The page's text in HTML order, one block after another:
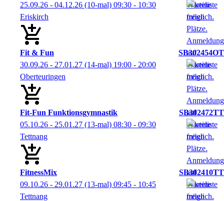
25.09.26 - 04.12.26 (10-mal) 09:30 - 10:30
Eriskirch
Fit & Fun
SB302454OT
30.09.26 - 27.01.27 (14-mal) 19:00 - 20:00
Oberteuringen
Fit-Fun Funktionsgymnastik
SB302472TT
05.10.26 - 25.01.27 (13-mal) 08:30 - 09:30
Tettnang
FitnessMix
SB302410TT
09.10.26 - 29.01.27 (13-mal) 09:45 - 10:45
Tettnang